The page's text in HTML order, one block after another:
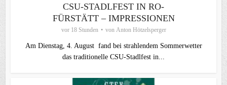
CSU-STADLFEST IN RO-
FÜRSTÄTT – IMPRESSIONEN
vor 18 Stunden von Anton Hötzelsperger
Am Dienstag, 4. August fand bei strahlendem Sommerwetter
das traditionelle CSU-Stadlfest in...